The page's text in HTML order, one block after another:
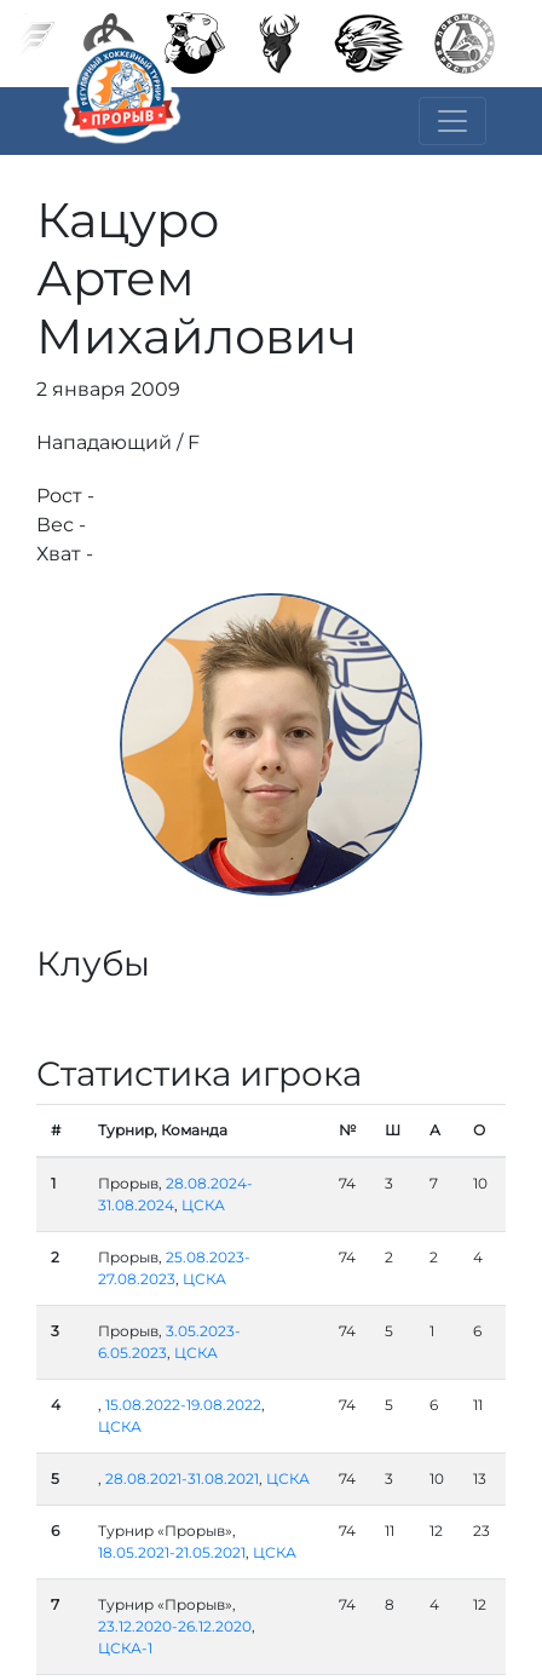
Кацуро
Артем
Михайлович
2 января 2009
Нападающий / F
Рост -
Вес -
Хват -
Клубы
Статистика игрока
# Турнир, Команда № Ш А О
1 Прорыв, 28.08.2024-
31.08.2024, ЦСКА
74 3 7 10
2 Прорыв, 25.08.2023-
27.08.2023, ЦСКА
74 2 2 4
3 Прорыв, 3.05.2023-
6.05.2023, ЦСКА
74 5 1 6
4 , 15.08.2022-19.08.2022,
ЦСКА
74 5 6 11
5 , 28.08.2021-31.08.2021, ЦСКА 74 3 10 13
6
Турнир «Прорыв»,
18.05.2021-21.05.2021, ЦСКА
74 11 12 23
7
Турнир «Прорыв»,
23.12.2020-26.12.2020,
ЦСКА-1
74 8 4 12